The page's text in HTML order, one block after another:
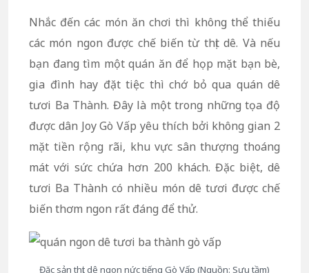
Nhắc đến các món ăn chơi thì không thể thiếu
các món ngon được chế biến từ thịt dê. Và nếu
bạn đang tìm một quán ăn để họp mặt bạn bè,
gia đình hay đặt tiệc thì chớ bỏ qua quán dê
tươi Ba Thành. Đây là một trong những tọa độ
được dân Joy Gò Vấp yêu thích bởi không gian 2
mặt tiền rộng rãi, khu vực sân thượng thoáng
mát với sức chứa hơn 200 khách. Đặc biệt, dê
tươi Ba Thành có nhiều món dê tươi được chế
biến thơm ngon rất đáng để thử.
Đặc sản thịt dê ngon nức tiếng Gò Vấp (Nguồn: Sưu tầm)